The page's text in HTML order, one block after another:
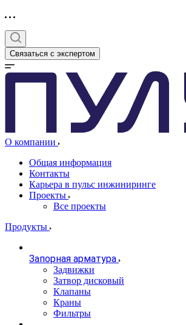
Связаться с экспертом
О компании
Общая информация
Контакты
Карьера в пульс инжиниринге
Проекты
Все проекты
Продукты
Запорная арматура
Задвижки
Затвор дисковый
Клапаны
Краны
Фильтры